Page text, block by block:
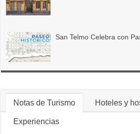
San Telmo Celebra con
Notas de Turismo Hoteles y
Experiencias